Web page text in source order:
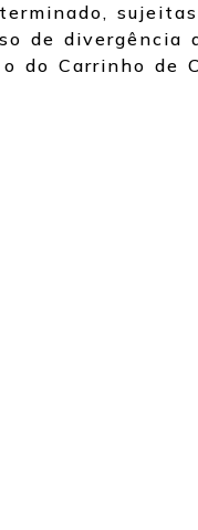
de divergência
do Carrinho de